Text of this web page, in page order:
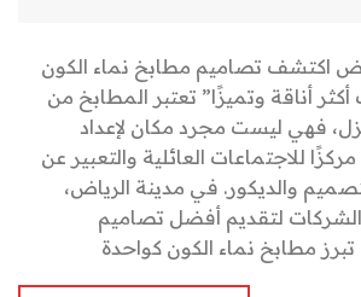
اكتشف تصاميم مطابخ نماء الكون
أناقة وتميزًا” تعتبر المطابخ من
فهي ليست مجرد مكان لإعداد
للاجتماعات العائلية والتعبير عن
والديكور. في مدينة الرياض،
لتقديم أفضل تصاميم
تبرز مطابخ نماء الكون كواحدة